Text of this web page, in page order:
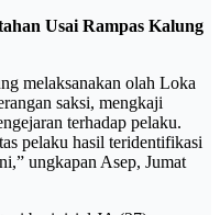
Usai Rampas Kalung
melaksanakan olah Loka
saksi, mengkaji
terhadap pelaku.
pelaku hasil teridentifikasi
ungkapan Asep, Jumat